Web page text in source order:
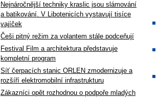
Nejnáročnější techniky kraslic jsou slámování
a batikování. V Libotenicích vystavují tisíce
vajíček
Češi pitný režim za volantem stále podceňují
Festival Film a architektura představuje
kompletní program
Síť čerpacích stanic ORLEN zmodernizuje a
rozšíří elektromobilní infrastrukturu
Zákazníci opět rozhodnou o podpoře mladých